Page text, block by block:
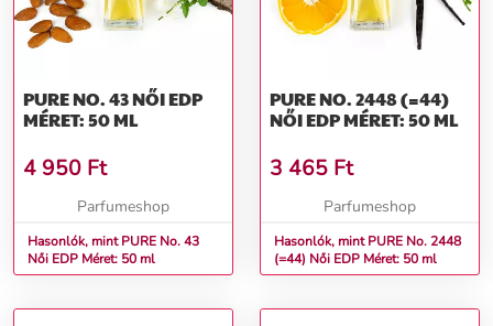
PURE NO. 43 NŐI EDP
MÉRET: 50 ML
4 950 Ft
Parfumeshop
Hasonlók, mint PURE No. 43
Női EDP Méret: 50 ml
PURE NO. 2448 (=44)
NŐI EDP MÉRET: 50 ML
3 465 Ft
Parfumeshop
Hasonlók, mint PURE No. 2448
(=44) Női EDP Méret: 50 ml